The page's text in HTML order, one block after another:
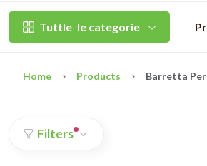
Tuttle le categorie
Home Products Barretta Per
Filters